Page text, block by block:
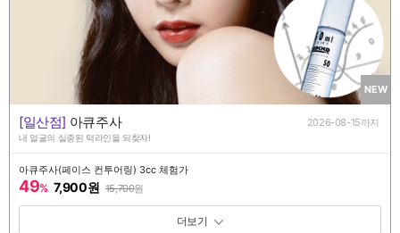
NEW
[일산점] 아큐주사 2026-08-15까지
내 얼굴의 실종된 턱라인을 되찾자!
아큐주사(페이스 컨투어링) 3cc 체험가
49% 7,900원 15,700원
패키지 보기 토글